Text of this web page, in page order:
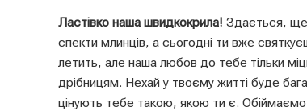
Ластівко наша швидкокрила! Здається, ще
спекти млинців, а сьогодні ти вже
летить, але наша любов до тебе тільки
дрібницям. Нехай у твоєму житті буде
цінують тебе такою, якою ти є.